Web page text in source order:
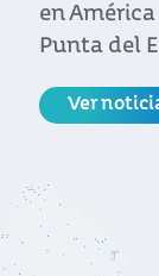
en
Punta del
Ver